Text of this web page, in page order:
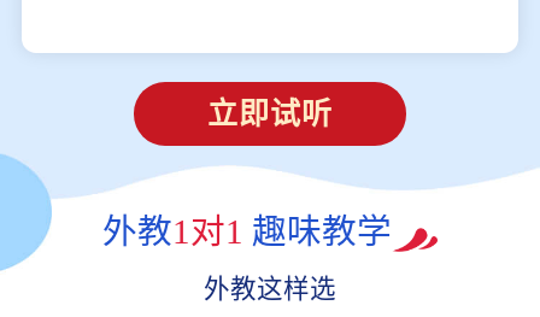
立即试听
外教1对1 趣味教学
外教这样选